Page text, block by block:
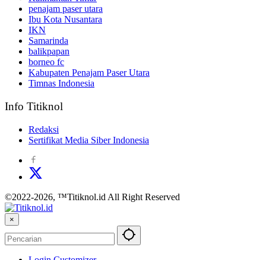
penajam paser utara
Ibu Kota Nusantara
IKN
Samarinda
balikpapan
borneo fc
Kabupaten Penajam Paser Utara
Timnas Indonesia
Info Titiknol
Redaksi
Sertifikat Media Siber Indonesia
©2022-2026, ™Titiknol.id All Right Reserved
×